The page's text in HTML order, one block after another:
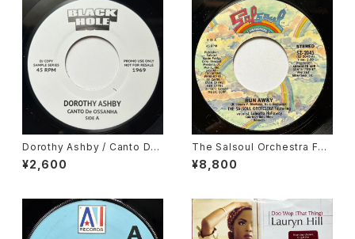
Dorothy Ashby / Canto De
Ossanha, Cause I Need It
¥2,600
The Salsoul Orchestra Fea
turing Vocalist Loleatta Ho
lloway / Run Away
¥8,800